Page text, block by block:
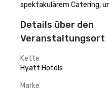
spektakulärem Catering,
Details über den
Veranstaltungsort
Kette
Hyatt Hotels
Marke